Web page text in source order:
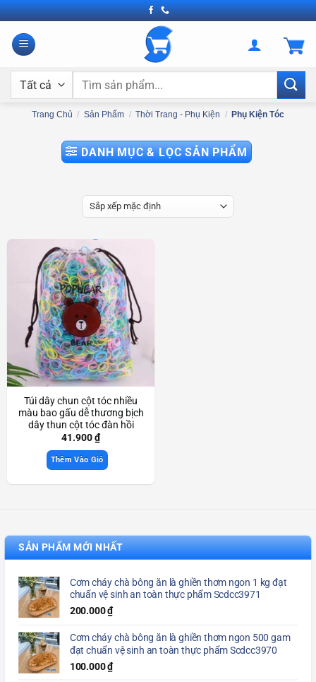
Bỏ
qua
nội
Tìm
Trang Chủ / Sản Phẩm / Thời Trang - Phụ Kiện / Phụ Kiện Tóc
DANH MỤC & LỌC SẢN PHẨM
Túi dây chun cột tóc nhiều
màu bao gấu dễ thương bịch
dây thun cột tóc đàn hồi
Scd3936
41.900₫
Thêm Vào Giỏ
SẢN PHẨM MỚI NHẤT
Cơm cháy chà bông ăn là ghiền thơm ngon 1 kg đạt
chuẩn vệ sinh an toàn thực phẩm Scdcc3971
200.000₫
Cơm cháy chà bông ăn là ghiền thơm ngon 500 gam
đạt chuẩn vệ sinh an toàn thực phẩm Scdcc3970
100.000₫